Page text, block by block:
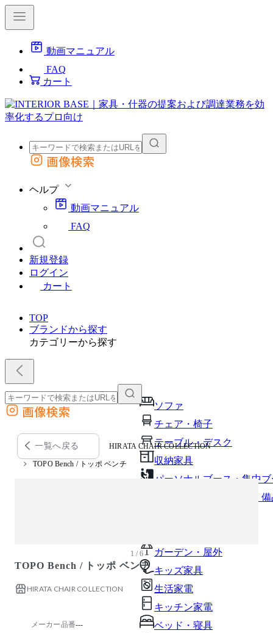
動画マニュアル
FAQ
カート
外部サイトの商品をカートに追加
画像検索
ヘルプ
動画マニュアル
FAQ
新規登録
ログイン
カート
TOP
ブランドから探す
カテゴリーから探す
ソファ
チェア・椅子
テーブル・デスク
収納家具
パーソナルブース・集中
オフィスアクセサリー・
ガーデン・屋外
キッズ家具
生活家電
キッチン家電
ベッド・寝具
外部サイトの商品をカートに追加
他のサイトで見つけた商品ページのURLを貼り付けて、カートに追加できます
画像検索
一覧へ戻る HIRATA CHAIR COLLECTION
TOPO Bench / トッポ ベンチ
1 / 6
TOPO Bench / トッポ ベンチ
HIRATA CHAIR COLLECTION
メーカー品番---